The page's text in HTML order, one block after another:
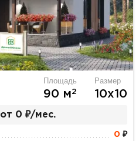
Площадь
90 м2
Размер
10х10
от 0 ₽/мес.
0 ₽